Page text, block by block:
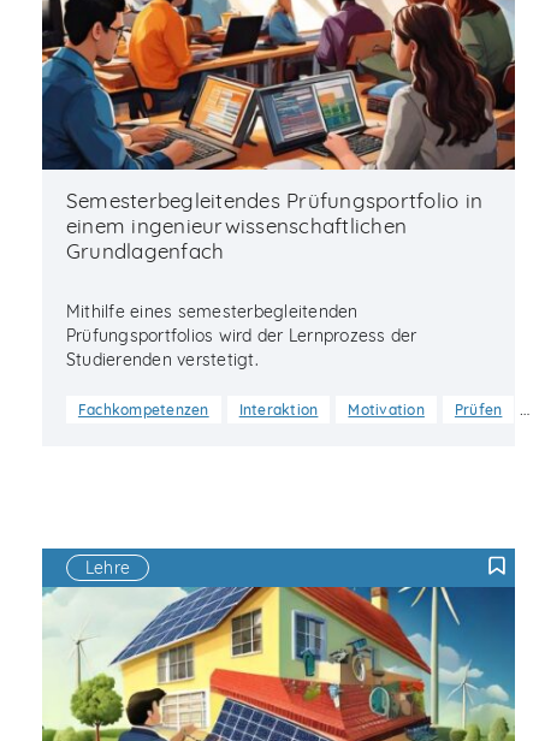
Semesterbegleitendes Prüfungsportfolio in
einem ingenieurwissenschaftlichen
Grundlagenfach
Mithilfe eines semesterbegleitenden
Prüfungsportfolios wird der Lernprozess der
Studierenden verstetigt.
Fachkompetenzen Interaktion Motivation Prüfen
Lehre
F